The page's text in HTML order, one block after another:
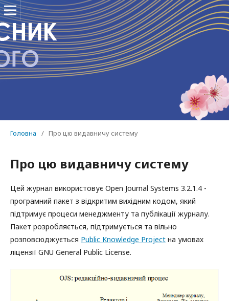
Головна / Про цю видавничу систему
Про цю видавничу систему
Цей журнал використовує Open Journal Systems 3.2.1.4 -
програмний пакет з відкритим вихідним кодом, який
підтримує процеси менеджменту та публікації журналу.
Пакет розробляється, підтримується та вільно
розповсюджується Public Knowledge Project на умовах
ліцензії GNU General Public License.